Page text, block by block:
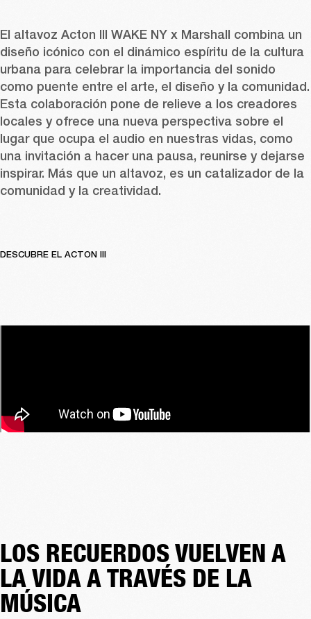
El altavoz Acton III WAKE NY x Marshall combina un
diseño icónico con el dinámico espíritu de la cultura
urbana para celebrar la importancia del sonido
como puente entre el arte, el diseño y la comunidad.
Esta colaboración pone de relieve a los creadores
locales y ofrece una nueva perspectiva sobre el
lugar que ocupa el audio en nuestras vidas, como
una invitación a hacer una pausa, reunirse y dejarse
inspirar. Más que un altavoz, es un catalizador de la
comunidad y la creatividad.
DESCUBRE EL ACTON III
LOS RECUERDOS VUELVEN A
LA VIDA A TRAVÉS DE LA
MÚSICA